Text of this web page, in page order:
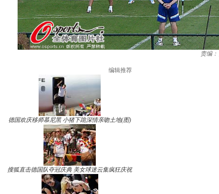
责编
编辑推荐
德国欢庆移师慕尼黑 小猪下跪深情亲吻土地(图)
搜狐直击德国队夺冠庆典 美女球迷云集疯狂庆祝